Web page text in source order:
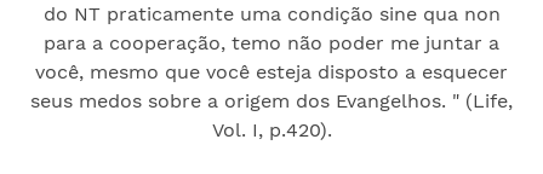
do NT praticamente uma condição sine qua non
para a cooperação, temo não poder me juntar a
você, mesmo que você esteja disposto a esquecer
seus medos sobre a origem dos Evangelhos. " (Life,
Vol. I, p.420).